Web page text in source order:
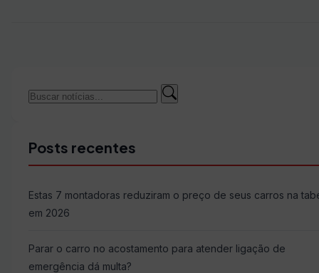
Buscar
Buscar
Posts recentes
Estas 7 montadoras reduziram o preço de seus carros na
em 2026
Parar o carro no acostamento para atender ligação de
emergência dá multa?